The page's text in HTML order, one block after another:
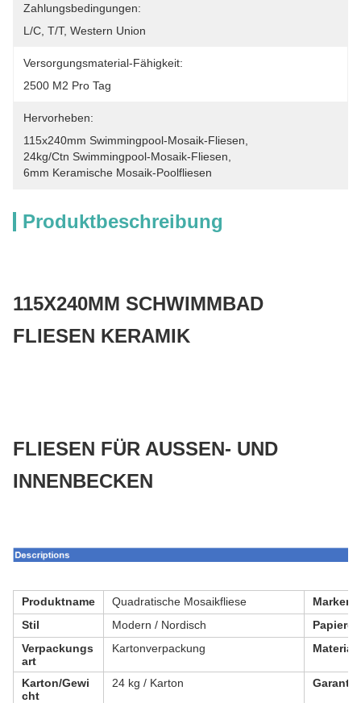
Zahlungsbedingungen:
L/C, T/T, Western Union
Versorgungsmaterial-Fähigkeit:
2500 M2 Pro Tag
Hervorheben:
115x240mm Swimmingpool-Mosaik-Fliesen
24kg/ctn Swimmingpool-Mosaik-Fliesen
6mm Keramische Mosaik-Poolfliesen
Produktbeschreibung
115X240MM SCHWIMMBAD
FLIESEN KERAMIK
FLIESEN FÜR AUSSEN- UND
INNENBECKEN
Produktname Quadratische Mosaikfliese
Stil
Modern / Nordisch
Verpackungs
art
Kartonverpackung Material
Karton/Gewi
cht
24 kg / Karton Garantie